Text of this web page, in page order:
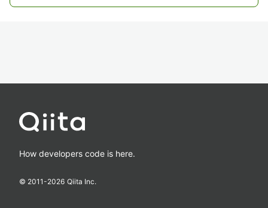
How developers code is here.
© 2011-2026 Qiita Inc.